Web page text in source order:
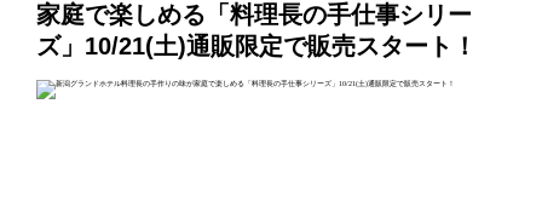
家庭で楽しめる「料理長の手仕事シリー
ズ」10/21(土)通販限定で販売スタート！